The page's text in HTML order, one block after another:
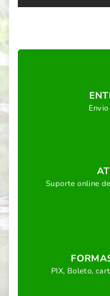
Suporte online
PIX, Boleto,